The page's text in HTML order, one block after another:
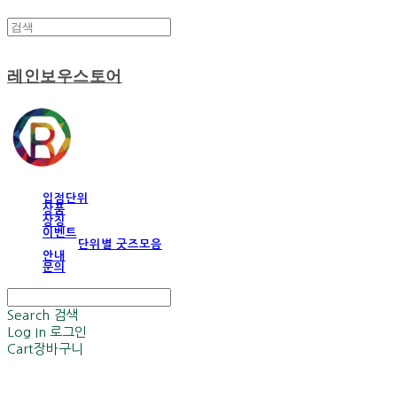
레인보우스토어
입점단위
상품
상징
이벤트
단위별 굿즈모음
안내
문의
Search 검색
Log In 로그인
Cart장바구니